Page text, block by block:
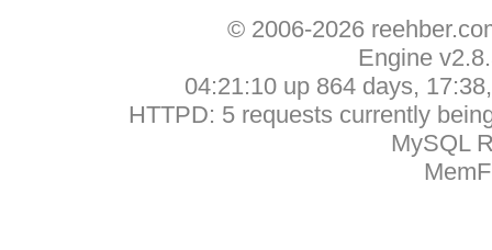
© 2006-2026
Engine
04:21:10 up 864 days,
HTTPD: 5 requests currently
MySQL